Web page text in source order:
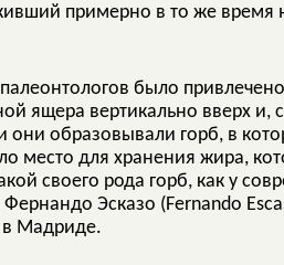
примерно в то же время
было
ящера вертикально вверх и,
они образовывали горб, в
место для хранения жира,
своего рода горб, как у
Эсказо (Fernando
в Мадриде.